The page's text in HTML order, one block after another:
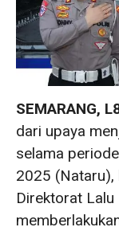
SEMARANG,
dari upaya
selama
2025 (Nataru),
Direktorat